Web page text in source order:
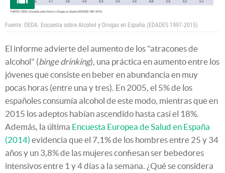
Fuente: OEDA. Encuesta sobre Alcohol y Drogas en España (EDADES 1997-2015)
El informe advierte del aumento de los "atracones de
alcohol" (binge drinking), una práctica en aumento entre los
jóvenes que consiste en beber en abundancia en muy
pocas horas (entre una y tres). En 2005, el 5% de los
españoles consumía alcohol de este modo, mientras que en
2015 los adeptos habían ascendido hasta casi el 18%.
Además, la última Encuesta Europea de Salud en España
(2014) evidencia que el 7,1% de los hombres entre 25 y 34
años y un 3,8% de las mujeres confiesan ser bebedores
intensivos entre 1 y 4 días a la semana. ¿Qué se considera